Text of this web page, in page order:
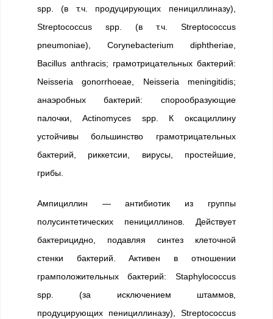
spp. (в т.ч. продуцирующих пенициллиназу),
Streptococcus spp. (в т.ч. Streptococcus
pneumoniae), Corynebacterium diphtheriae,
Bacillus anthracis; грамотрицательных бактерий:
Neisseria gonorrhoeae, Neisseria meningitidis;
анаэробных бактерий: спорообразующие
палочки, Actinomyces spp. К оксациллину
устойчивы большинство грамотрицательных
бактерий, риккетсии, вирусы, простейшие,
грибы.
Ампициллин — антибиотик из группы
полусинтетических пенициллинов. Действует
бактерицидно, подавляя синтез клеточной
стенки бактерий. Активен в отношении
грамположительных бактерий: Staphylococcus
spp. (за исключением штаммов,
продуцирующих пенициллиназу), Streptococcus